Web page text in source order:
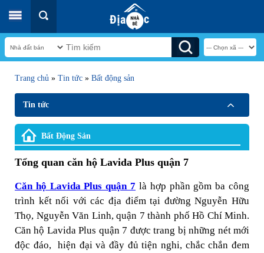
Trang chủ » Tin tức » Bất động sản
Tin tức
Bất Động Sản
Tổng quan căn hộ Lavida Plus quận 7
Căn hộ Lavida Plus quận 7 là hợp phần gồm ba công
trình kết nối với các địa điểm tại đường Nguyễn Hữu
Thọ, Nguyễn Văn Linh, quận 7 thành phố Hồ Chí Minh.
Căn hộ Lavida Plus quận 7 được trang bị những nét mới
độc đáo, hiện đại và đầy đủ tiện nghi, chắc chắn đem